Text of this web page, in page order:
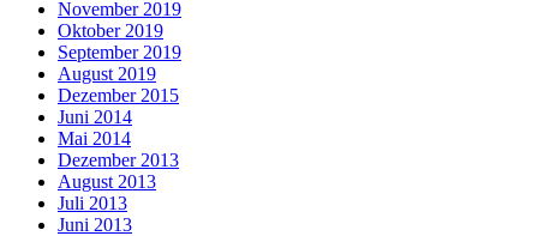
November 2019
Oktober 2019
September 2019
August 2019
Dezember 2015
Juni 2014
Mai 2014
Dezember 2013
August 2013
Juli 2013
Juni 2013